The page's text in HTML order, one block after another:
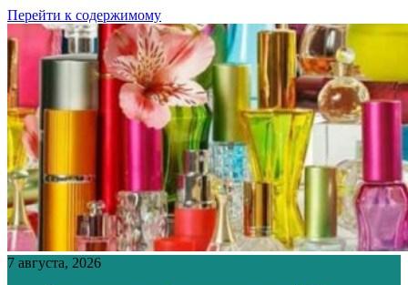
Перейти к содержимому
7 августа, 2026